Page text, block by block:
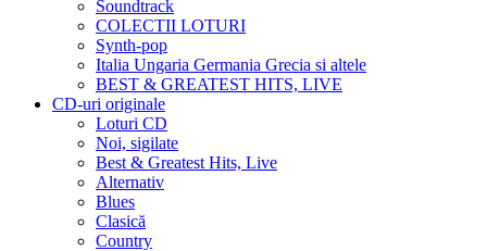
Soundtrack
COLECTII LOTURI
Synth-pop
Italia Ungaria Germania Grecia si altele
BEST & GREATEST HITS, LIVE
CD-uri originale
Loturi CD
Noi, sigilate
Best & Greatest Hits, Live
Alternativ
Blues
Clasică
Country